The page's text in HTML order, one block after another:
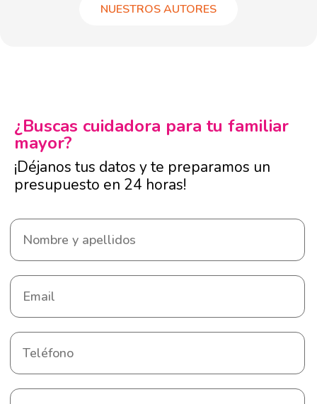
NUESTROS AUTORES
¿Buscas cuidadora para tu familiar
mayor?
¡Déjanos tus datos y te preparamos un
presupuesto en 24 horas!